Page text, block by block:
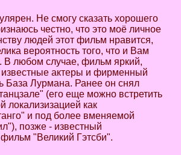
Не смогу сказать хорошего
честно, что это моё личное
людей этот фильм нравится,
вероятность того, что и Вам
В любом случае, фильм яркий,
актеры и фирменный
База Лурмана. Ранее он снял
(его еще можно встретить
локализизацией как
и под более вменяемой
позже - известный
"Великий Гэтсби".